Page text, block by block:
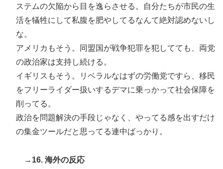
ステムの欠陥から目を逸らさせる。自分たちが市民の生
活を犠牲にして私腹を肥やしてるなんて絶対認めないし
な。
アメリカもそう。同盟国が戦争犯罪を犯してても、両党
の政治家は支持し続ける。
イギリスもそう。リベラルなはずの労働党ですら、移民
をフリーライダー扱いするデマに乗っかって社会保障を
削ってる。
政治を問題解決の手段じゃなく、やってる感を出すだけ
の集金ツールだと思ってる連中ばっかり。
→16. 海外の反応